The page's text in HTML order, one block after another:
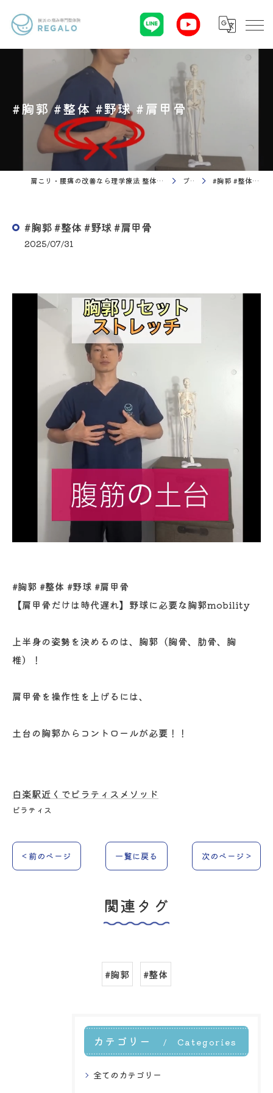
#胸郭 #整体 #野球 #肩甲骨
肩こり・腰痛の改善なら理学療法 整体院Regalo（横浜市神奈川区白楽駅） ブログ #胸郭 #整体 #野球 #肩甲骨
#胸郭 #整体 #野球 #肩甲骨
2025/07/31
#胸郭 #整体 #野球 #肩甲骨
【肩甲骨だけは時代遅れ】野球に必要な胸郭mobility
上半身の姿勢を決めるのは、胸郭（胸骨、肋骨、胸
椎）！
肩甲骨を操作性を上げるには、
土台の胸郭からコントロールが必要！！
白楽駅近くでピラティスメソッド
ピラティス
< 前のページ 一覧に戻る 次のページ >
関連タグ
#胸郭 #整体
カテゴリー Categories
全てのカテゴリー